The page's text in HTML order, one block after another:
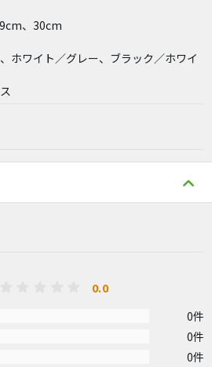
、30cm
ホワイト／グレー、ブラック／ホワイ
0.0
0件
0件
0件